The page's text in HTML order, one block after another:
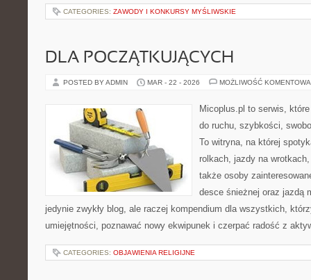
CATEGORIES: ZAWODY I KONKURSY MYŚLIWSKIE
DLA POCZĄTKUJĄCYCH
POSTED BY ADMIN MAR - 22 - 2026 MOŻLIWOŚĆ
Micoplus.pl to serwis,
do ruchu, szybkości,
To witryna, na której
rolkach, jazdy na
także osoby
desce śnieżnej oraz jazdą
jedynie zwykły blog, ale raczej kompendium dla wszystkich,
umiejętności, poznawać nowy ekwipunek i czerpać radość z
CATEGORIES: OBJAWIENIA RELIGIJNE